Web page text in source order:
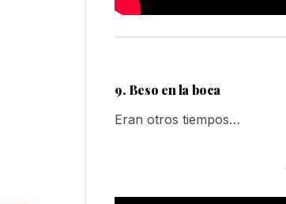
9. Beso en la boca
Eran otros tiempos…